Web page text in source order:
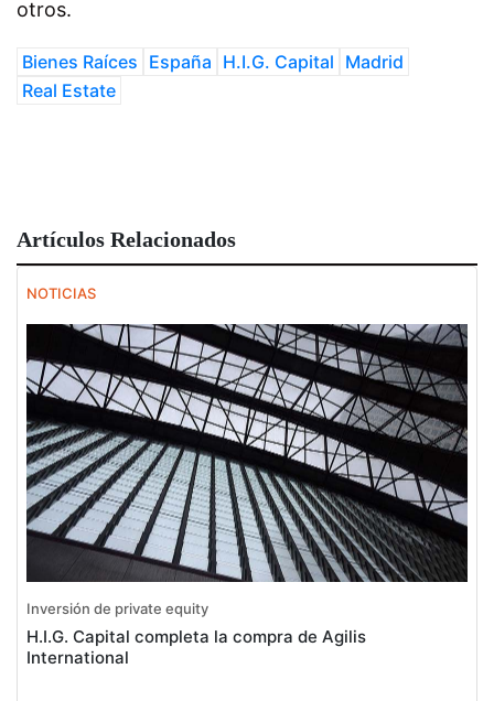
otros.
Bienes Raíces España H.I.G. Capital Madrid
Real Estate
Artículos Relacionados
NOTICIAS
Inversión de private equity
H.I.G. Capital completa la compra de Agilis
International